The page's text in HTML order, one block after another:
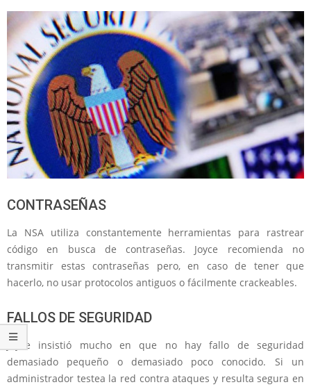
CONTRASEÑAS
La NSA utiliza constantemente herramientas para rastrear
código en busca de contraseñas. Joyce recomienda no
transmitir estas contraseñas pero, en caso de tener que
hacerlo, no usar protocolos antiguos o fácilmente crackeables.
FALLOS DE SEGURIDAD
Joyce insistió mucho en que no hay fallo de seguridad
demasiado pequeño o demasiado poco conocido. Si un
administrador testea la red contra ataques y resulta segura en